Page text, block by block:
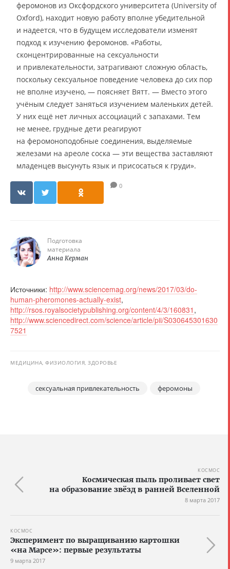
феромонов из Оксфордского университета (University of
Oxford), находит новую работу вполне убедительной
и надеется, что в будущем исследователи изменят
подход к изучению феромонов. «Работы,
сконцентрированные на сексуальности
и привлекательности, затрагивают сложную область,
поскольку сексуальное поведение человека до сих пор
не вполне изучено, — поясняет Вятт. — Вместо этого
учёным следует заняться изучением маленьких детей.
У них ещё нет личных ассоциаций с запахами. Тем
не менее, грудные дети реагируют
на феромоноподобные соединения, выделяемые
железами на ареоле соска — эти вещества заставляют
младенцев высунуть язык и присосаться к груди».
0
Подготовка
материала
Анна Керман
Источники: http://www.sciencemag.org/news/2017/03/do-
human-pheromones-actually-exist,
http://rsos.royalsocietypublishing.org/content/4/3/160831 ,
http://www.sciencedirect.com/science/article/pii/S030645301630
7521
МЕДИЦИНА, ФИЗИОЛОГИЯ, ЗДОРОВЬЕ
сексуальная привлекательность феромоны
КОСМОС
Космическая пыль проливает свет
на образование звёзд в ранней Вселенной
8 марта 2017
КОСМОС
Эксперимент по выращиванию картошки
«на Марсе»: первые результаты
9 марта 2017